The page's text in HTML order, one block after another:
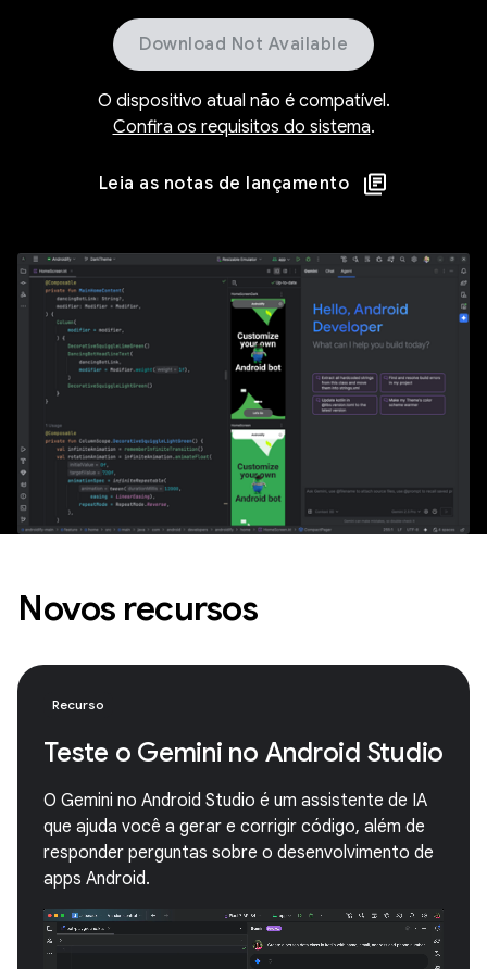
Download Not Available
O dispositivo atual não é compatível.
Confira os requisitos do sistema.
Leia as notas de lançamento
Novos recursos
Recurso
Teste o Gemini no Android Studio
O Gemini no Android Studio é um assistente de IA
que ajuda você a gerar e corrigir código, além de
responder perguntas sobre o desenvolvimento de
apps Android.